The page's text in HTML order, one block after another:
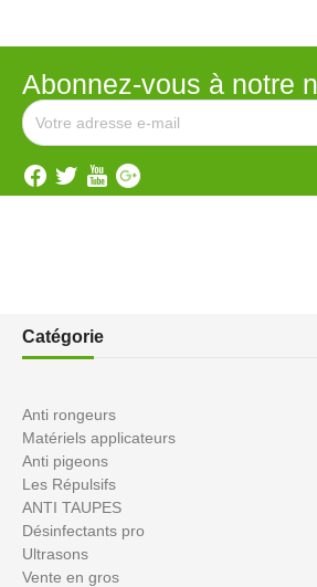
Abonnez-vous à notre
Catégorie
Anti rongeurs
Matériels applicateurs
Anti pigeons
Les Répulsifs
ANTI TAUPES
Désinfectants pro
Ultrasons
Vente en gros